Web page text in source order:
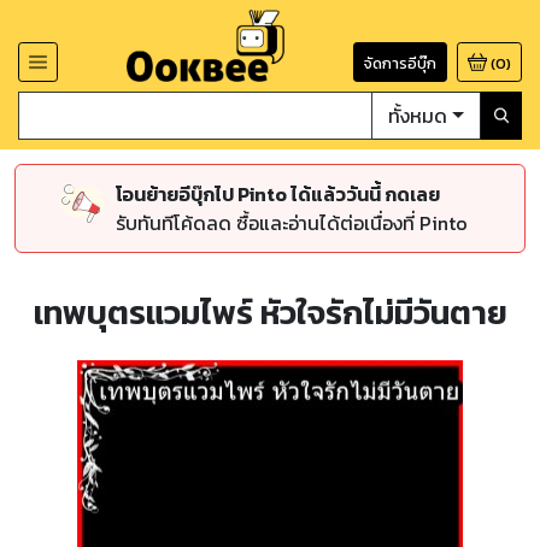
จัดการอีบุ๊ก (0)
ทั้งหมด
โอนย้ายอีบุ๊กไป Pinto ได้แล้ววันนี้ กดเลย
รับทันทีโค้ดลด ซื้อและอ่านได้ต่อเนื่องที่ Pinto
เทพบุตรแวมไพร์ หัวใจรักไม่มีวันตาย